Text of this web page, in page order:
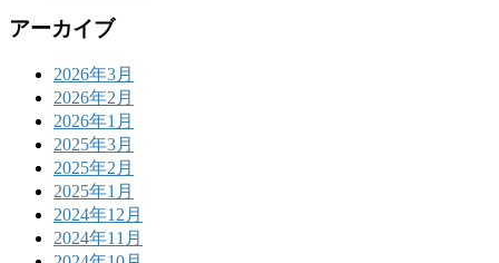
アーカイブ
2026年3月
2026年2月
2026年1月
2025年3月
2025年2月
2025年1月
2024年12月
2024年11月